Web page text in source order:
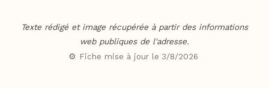
Texte rédigé et image récupérée à partir des informations
web publiques de l'adresse.
⚙️ Fiche mise à jour le 3/8/2026